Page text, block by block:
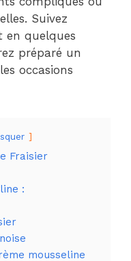
Suivez
en quelques
préparé un
occasions
Fraisier
:
mousseline